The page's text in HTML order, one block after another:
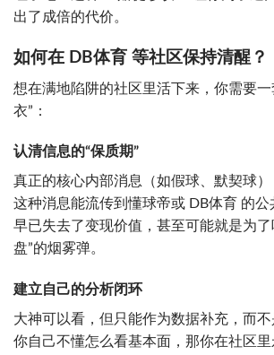
出了成倍的代价。
如何在 DB体育 等社区保持清醒？
想在满地陷阱的社区里活下来，你需要一
衣”：
认清信息的“保质期”
真正的核心内部消息（如假球、默契球
这种消息能流传到懂球帝或 DB体育 的公
早已失去了变现价值，甚至可能就是为
盘”的烟雾弹。
建立自己的分析闭环
大神可以看，但只能作为数据补充，而
你自己不懂怎么看基本面，那你在社区